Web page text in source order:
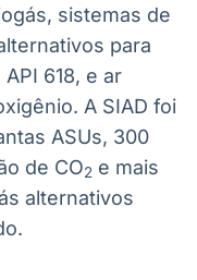
sistemas de
para
618, e ar
A SIAD foi
ASUs, 300
de CO2 e mais
alternativos